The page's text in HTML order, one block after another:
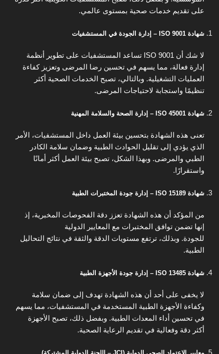
على تقديم خدمات صحية بمستوى عالمي.
شهادة ISO 9001 – إدارة الجودة في المستشفيات
لا شك أن ISO 9001 تساعد المستشفيات على تطوير أنظمة
إدارة فعالة، مما يسهم في تحسين رضا المرضى وتعزيز كفاءة
العمليات التشغيلية. وبالتالي، تصبح الخدمات الصحية أكثر
تنظيمًا واستجابة لاحتياجات المرضى.
شهادة ISO 45001 – إدارة الصحة والسلامة المهنية
تعنى هذه الشهادة بتحسين بيئة العمل داخل المستشفيات، الأمر
الذي يؤدي إلى تقليل الحوادث الطبية وضمان سلامة الكادر
الطبي والمرضى. وبهذا الشكل، تصبح بيئة العمل أكثر أمانًا
واستقرارًا.
شهادة ISO 15189 – إدارة جودة المختبرات الطبية
من المؤكد أن هذه الشهادة تعزز دقة الفحوصات المخبرية، إذ
إنها تضمن توافق المختبرات مع المعايير الدولية
للجودة. وبذلك، ترتفع مستويات الدقة والثقة في نتائج التحاليل
الطبية.
شهادة ISO 13485 – إدارة جودة الأجهزة الطبية
لا يخفى على أحد أن هذه الشهادة تهدف إلى ضمان سلامة
وكفاءة الأجهزة الطبية المستخدمة في المستشفيات، مما يسهم
في تحسين أداء المعدات الطبية. وبفضل ذلك، تصبح الأجهزة
أكثر دقة وفعالية في تقديم الرعاية الصحية.